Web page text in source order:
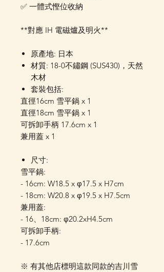
✅ 一體式慳位收納
**對應 IH 電磁爐及明火**
原產地: 日本
材質: 18-0不鏽鋼 (SUS430)，天然
木材
套裝包括:
直徑16cm 雪平鍋 x 1
直徑18cm 雪平鍋 x 1
可拆卸手柄 17.6cm x 1
兼用蓋 x 1
尺寸:
雪平鍋:
- 16cm: W18.5 x φ17.5 x H7cm
- 18cm: W20.8 x φ19.5 x H7.5cm
兼用蓋:
- 16、18cm: φ20.2xH4.5cm
可拆卸手柄:
- 17.6cm
※ 有其他店標明這款同款的吉川雪